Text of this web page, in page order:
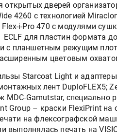
дверей
4260 с технологией
Flex-i-Pro 470 с модулями
ECLF для пластин формата
с планшетным режущим
цветовым
Starcoat Light и
лент DuploFLEX5;
Gamutstar, специально
Group – краски FlexiPrint на
на флексографской
печать на